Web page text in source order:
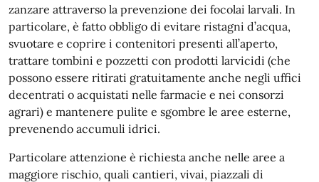
zanzare attraverso la prevenzione dei focolai larvali. In
particolare, è fatto obbligo di evitare ristagni d’acqua,
svuotare e coprire i contenitori presenti all’aperto,
trattare tombini e pozzetti con prodotti larvicidi (che
possono essere ritirati gratuitamente anche negli uffici
decentrati o acquistati nelle farmacie e nei consorzi
agrari) e mantenere pulite e sgombre le aree esterne,
prevenendo accumuli idrici.
Particolare attenzione è richiesta anche nelle aree a
maggiore rischio, quali cantieri, vivai, piazzali di